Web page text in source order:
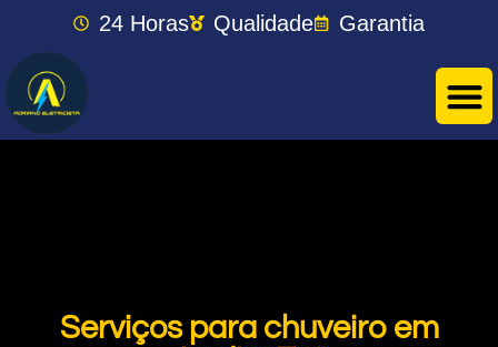
24 Horas Qualidade Garantia
Serviços para chuveiro em